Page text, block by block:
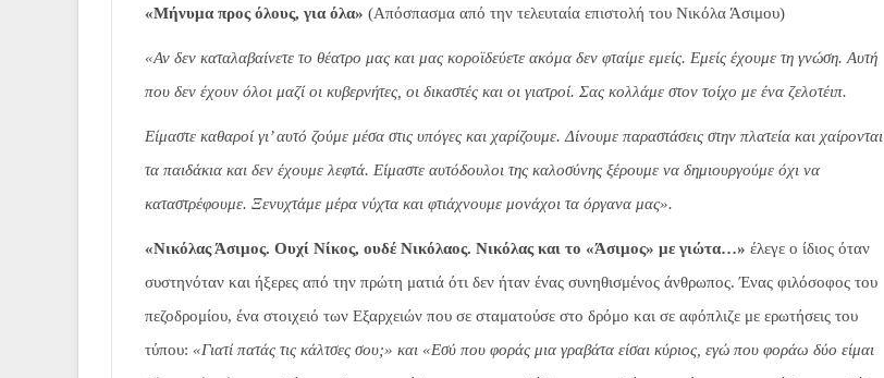
«Μήνυμα προς όλους, για όλα» (Απόσπασμα από την τελευταία επιστολή του Νικόλα Άσιμου)
«Αν δεν καταλαβαίνετε το θέατρο μας και μας κοροϊδεύετε ακόμα δεν φταίμε εμείς. Εμείς έχουμε τη γνώση. Αυτή
που δεν έχουν όλοι μαζί οι κυβερνήτες, οι δικαστές και οι γιατροί. Σας κολλάμε στον τοίχο με ένα ζελοτέιπ.
Είμαστε καθαροί γι’ αυτό ζούμε μέσα στις υπόγες και χαρίζουμε. Δίνουμε παραστάσεις στην πλατεία και χαίρονται
τα παιδάκια και δεν έχουμε λεφτά. Είμαστε αυτόδουλοι της καλοσύνης ξέρουμε να δημιουργούμε όχι να
καταστρέφουμε. Ξενυχτάμε μέρα νύχτα και φτιάχνουμε μονάχοι τα όργανα μας».
«Νικόλας Άσιμος. Ουχί Νίκος, ουδέ Νικόλαος. Νικόλας και το «Άσιμος» με γιώτα…» έλεγε ο ίδιος όταν
συστηνόταν και ήξερες από την πρώτη ματιά ότι δεν ήταν ένας συνηθισμένος άνθρωπος. Ένας φιλόσοφος του
πεζοδρομίου, ένα στοιχειό των Εξαρχειών που σε σταματούσε στο δρόμο και σε αφόπλιζε με ερωτήσεις του
τύπου: «Γιατί πατάς τις κάλτσες σου;» και «Εσύ που φοράς μια γραβάτα είσαι κύριος, εγώ που φοράω δύο είμαι